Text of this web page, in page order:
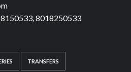
8018250533
TRANSFERS